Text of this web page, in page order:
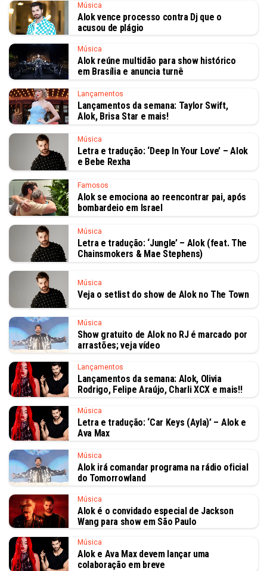
Música
Alok vence processo contra Dj que o
acusou de plágio
Música
Alok reúne multidão para show histórico
em Brasília e anuncia turnê
Lançamentos
Lançamentos da semana: Taylor Swift,
Alok, Brisa Star e mais!
Música
Letra e tradução: ‘Deep In Your Love’ – Alok
e Bebe Rexha
Famosos
Alok se emociona ao reencontrar pai, após
bombardeio em Israel
Música
Letra e tradução: ‘Jungle’ – Alok (feat. The
Chainsmokers & Mae Stephens)
Música
Veja o setlist do show de Alok no The Town
Música
Show gratuito de Alok no RJ é marcado por
arrastões; veja vídeo
Lançamentos
Lançamentos da semana: Alok, Olivia
Rodrigo, Felipe Araújo, Charli XCX e mais!!
Música
Letra e tradução: ‘Car Keys (Ayla)’ – Alok e
Ava Max
Música
Alok irá comandar programa na rádio oficial
do Tomorrowland
Música
Alok é o convidado especial de Jackson
Wang para show em São Paulo
Música
Alok e Ava Max devem lançar uma
colaboração em breve